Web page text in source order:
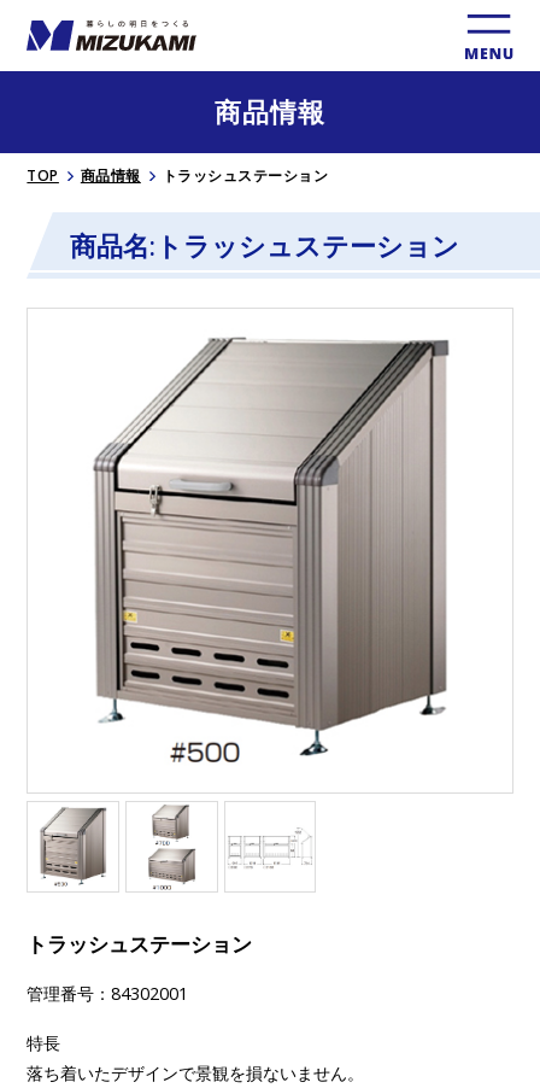
商品情報
TOP 商品情報 トラッシュステーション
商品名:トラッシュステーション
トラッシュステーション
管理番号：84302001
特長
落ち着いたデザインで景観を損ないません。